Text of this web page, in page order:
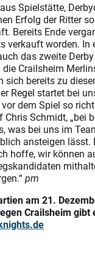
Spielstätte,
Erfolg der Ritter
Bereits Ende
verkauft worden. In
das zweite
Crailsheim
sich bereits zu
Regel startet bei
dem Spiel so
Chris Schmidt, „bei
was bei uns im
ansteigen lässt.
hoffe, wir können
pm
am 21.
Crailsheim gibt